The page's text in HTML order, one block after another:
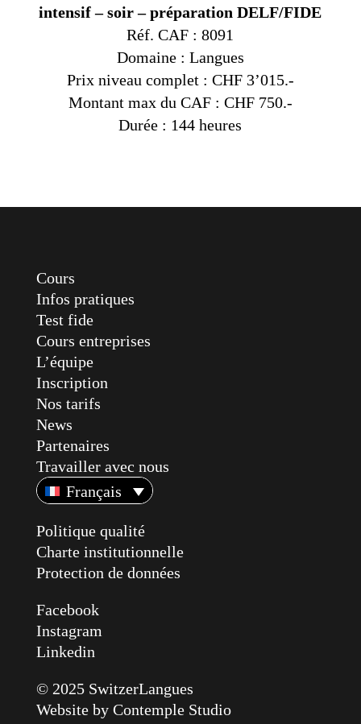
intensif – soir – préparation DELF/FIDE
Réf. CAF : 8091
Domaine : Langues
Prix niveau complet : CHF 3’015.-
Montant max du CAF : CHF 750.-
Durée : 144 heures
Cours
Infos pratiques
Test fide
Cours entreprises
L’équipe
Inscription
Nos tarifs
News
Partenaires
Travailler avec nous
Français
Politique qualité
Charte institutionnelle
Protection de données
Facebook
Instagram
Linkedin
© 2025 SwitzerLangues
Website by Contemple Studio